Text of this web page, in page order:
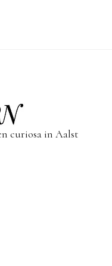
curiosa in Aalst